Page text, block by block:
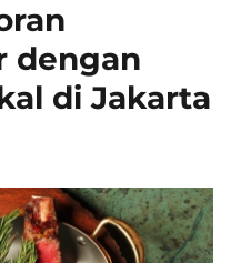
dengan
di Jakarta